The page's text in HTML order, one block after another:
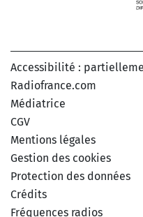
Accessibilité :
Radiofrance.com
Médiatrice
CGV
Mentions légales
Gestion des cookies
Protection des données
Crédits
Fréquences radios